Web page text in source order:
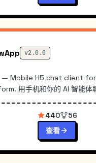
v2.0.0
— Mobile H5 chat client for
用手机和你的 AI 智能体
440
56
查看